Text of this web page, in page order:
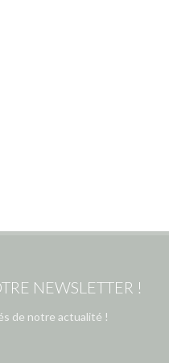
NEWSLETTER !
de notre actualité !